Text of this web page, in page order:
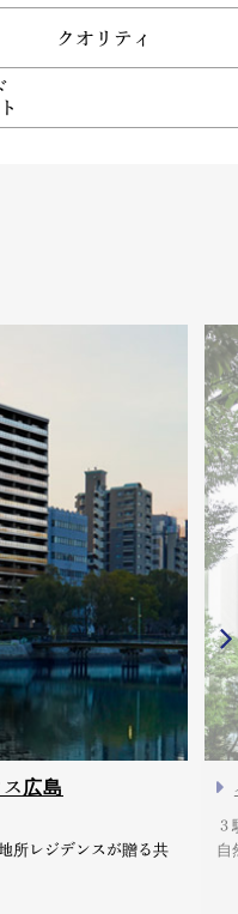
クオリティ
広島
所レジデンスが贈る共
３
自